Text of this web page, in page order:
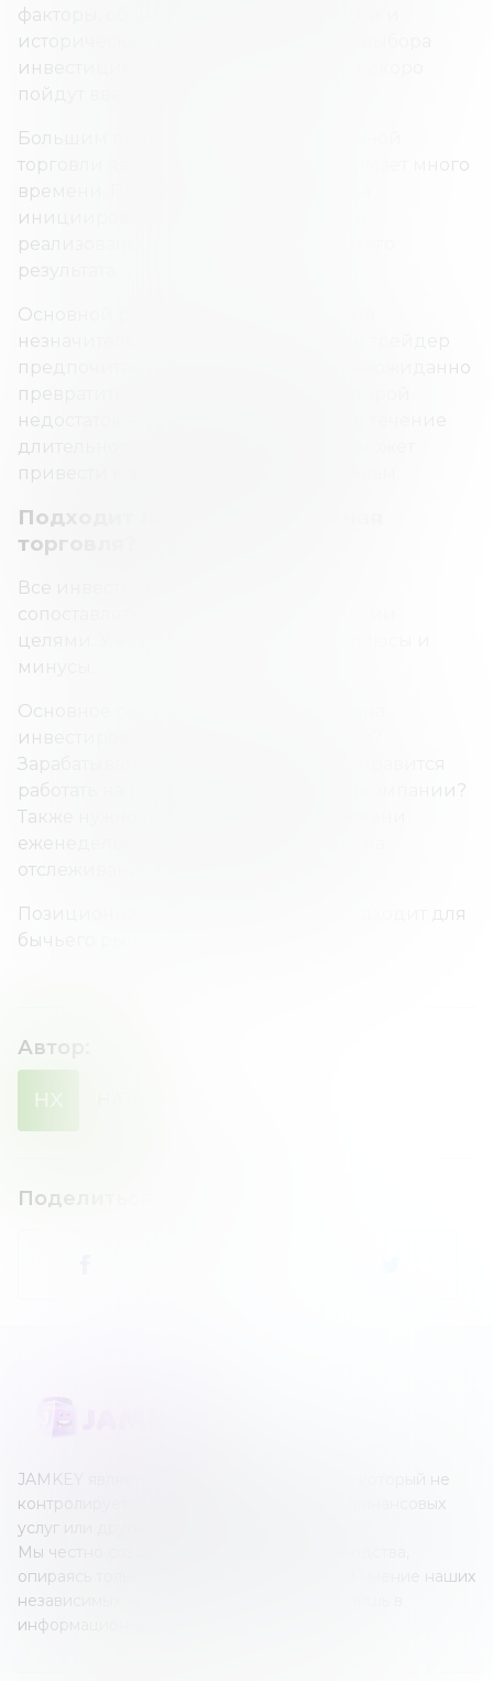
факторы, общие рыночные тенденции и
исторические ценовые модели для выбора
инвестиций, которые, по их мнению, скоро
пойдут вверх.
Большим преимуществом позиционной
торговли является то, что она не занимает много
времени. После того, как сделка была
инициирована и меры безопасности
реализованы, остается ждать желаемого
результата.
Основной риск заключается в том, что
незначительные колебания, которые трейдер
предпочитает игнорировать, могут неожиданно
превратиться в развороты тренда. Второй
недостаток — это связывает деньги в течение
длительного периода времени, что может
привести к альтернативным издержкам.
Подходит ли тебе позиционная
торговля?
Все инвесторы и трейдеры должны
сопоставлять стиль торговли с личными
целями. У каждого стиля есть свои плюсы и
минусы.
Основное соображение — это причина
инвестирования. Заначка на будущее?
Зарабатывать на жизнь? Или просто нравится
работать на рынке и владеть частью компании?
Также нужно понимать, сколько времени
еженедельно или ежедневно уйдет на
отслеживание своего портфеля.
Позиционная торговля идеально подходит для
бычьего рынка с сильным трендом.
Автор
НХ
Поделиться новостью
JAMKEY является независимым ресурсом, который не
контролируется каким-либо оператором финансовых
услуг или другим учреждением.
Мы честно создаем наши обзоры и руководства,
опираясь только на собственные знания и мнение наших
независимых экспертов; все это создано лишь в
информационных целях.